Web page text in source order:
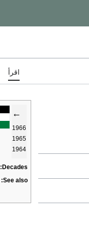
اقرأ
←
1966
1965
1964
Decades:
See also: